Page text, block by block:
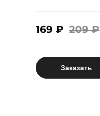
169 ₽ 209 ₽
Заказать